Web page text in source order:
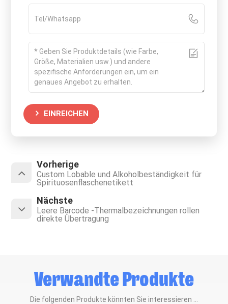
EINREICHEN
Vorherige
Custom Lobable und Alkoholbeständigkeit für
Spirituosenflaschenetikett
Nächste
Leere Barcode -Thermalbezeichnungen rollen
direkte Übertragung
Verwandte Produkte
Die folgenden Produkte könnten Sie interessieren ...